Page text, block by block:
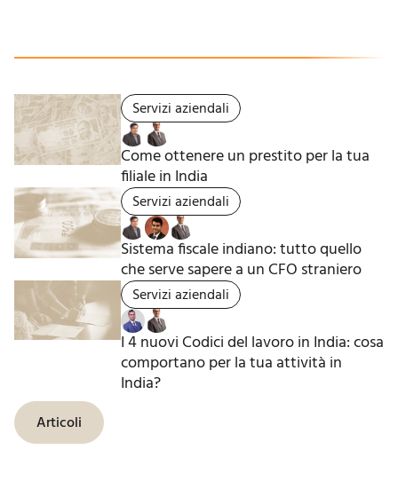
Servizi aziendali
Come ottenere un prestito per la tua
filiale in India
Servizi aziendali
Sistema fiscale indiano: tutto quello
che serve sapere a un CFO straniero
Servizi aziendali
I 4 nuovi Codici del lavoro in India: cosa
comportano per la tua attività in
India?
Articoli